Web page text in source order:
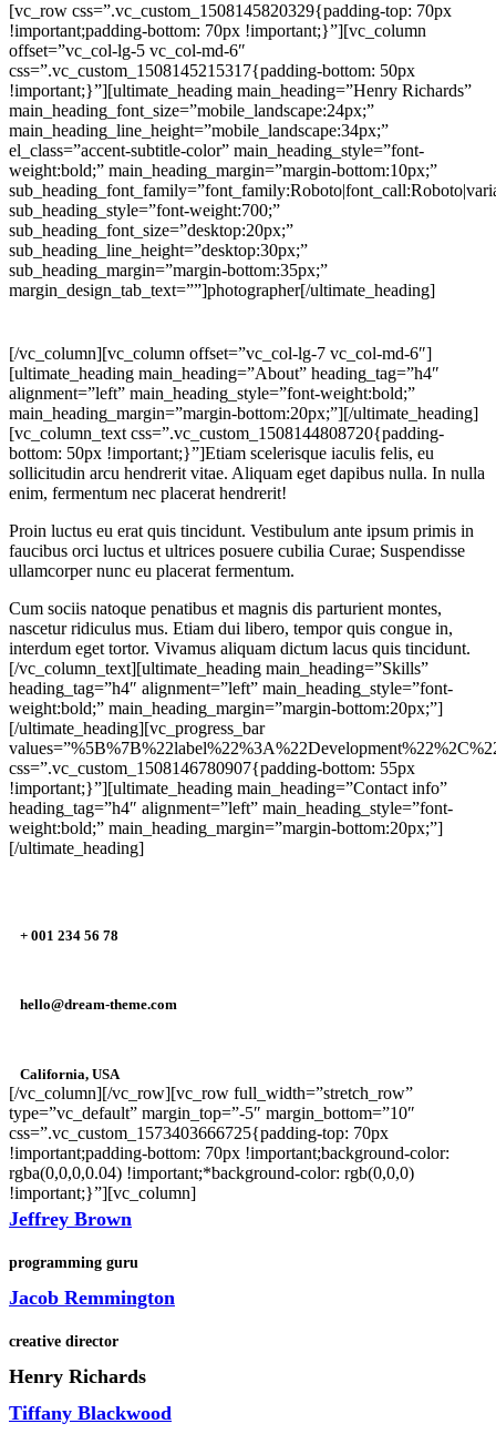
[vc_row css=”.vc_custom_1508145820329{padding-top: 70px
!important;padding-bottom: 70px !important;}”][vc_column
offset=”vc_col-lg-5 vc_col-md-6″
css=”.vc_custom_1508145215317{padding-bottom: 50px
!important;}”][ultimate_heading main_heading=”Henry Richards”
main_heading_font_size=”mobile_landscape:24px;”
main_heading_line_height=”mobile_landscape:34px;”
el_class=”accent-subtitle-color” main_heading_style=”font-
weight:bold;” main_heading_margin=”margin-bottom:10px;”
sub_heading_style=”font-weight:700;”
sub_heading_font_size=”desktop:20px;”
sub_heading_line_height=”desktop:30px;”
sub_heading_margin=”margin-bottom:35px;”
margin_design_tab_text=””]photographer[/ultimate_heading]
[/vc_column][vc_column offset=”vc_col-lg-7 vc_col-md-6″]
[ultimate_heading main_heading=”About” heading_tag=”h4″
alignment=”left” main_heading_style=”font-weight:bold;”
main_heading_margin=”margin-bottom:20px;”][/ultimate_heading]
[vc_column_text css=”.vc_custom_1508144808720{padding-
bottom: 50px !important;}”]Etiam scelerisque iaculis felis, eu
sollicitudin arcu hendrerit vitae. Aliquam eget dapibus nulla. In nulla
enim, fermentum nec placerat hendrerit!
Proin luctus eu erat quis tincidunt. Vestibulum ante ipsum primis in
faucibus orci luctus et ultrices posuere cubilia Curae; Suspendisse
ullamcorper nunc eu placerat fermentum.
Cum sociis natoque penatibus et magnis dis parturient montes,
nascetur ridiculus mus. Etiam dui libero, tempor quis congue in,
interdum eget tortor. Vivamus aliquam dictum lacus quis tincidunt.
[/vc_column_text][ultimate_heading main_heading=”Skills”
heading_tag=”h4″ alignment=”left” main_heading_style=”font-
weight:bold;” main_heading_margin=”margin-bottom:20px;”]
[/ultimate_heading][vc_progress_bar
css=”.vc_custom_1508146780907{padding-bottom: 55px
!important;}”][ultimate_heading main_heading=”Contact info”
heading_tag=”h4″ alignment=”left” main_heading_style=”font-
weight:bold;” main_heading_margin=”margin-bottom:20px;”]
[/ultimate_heading]
+ 001 234 56 78
hello@dream-theme.com
California, USA
[/vc_column][/vc_row][vc_row full_width=”stretch_row”
type=”vc_default” margin_top=”-5″ margin_bottom=”10″
css=”.vc_custom_1573403666725{padding-top: 70px
!important;padding-bottom: 70px !important;background-color:
rgba(0,0,0,0.04) !important;*background-color: rgb(0,0,0)
!important;}”][vc_column]
Jeffrey Brown
programming guru
Jacob Remmington
creative director
Henry Richards
Tiffany Blackwood